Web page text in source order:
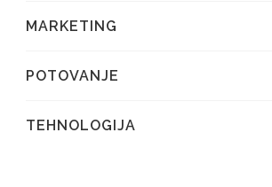
MARKETING
POTOVANJE
TEHNOLOGIJA